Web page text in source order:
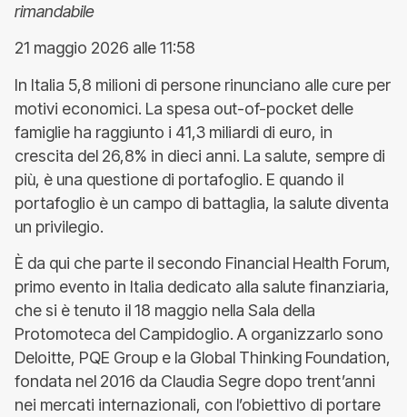
rimandabile
21 maggio 2026 alle 11:58
In Italia 5,8 milioni di persone rinunciano alle cure per
motivi economici. La spesa out-of-pocket delle
famiglie ha raggiunto i 41,3 miliardi di euro, in
crescita del 26,8% in dieci anni. La salute, sempre di
più, è una questione di portafoglio. E quando il
portafoglio è un campo di battaglia, la salute diventa
un privilegio.
È da qui che parte il secondo Financial Health Forum,
primo evento in Italia dedicato alla salute finanziaria,
che si è tenuto il 18 maggio nella Sala della
Protomoteca del Campidoglio. A organizzarlo sono
Deloitte, PQE Group e la Global Thinking Foundation,
fondata nel 2016 da Claudia Segre dopo trent’anni
nei mercati internazionali, con l’obiettivo di portare